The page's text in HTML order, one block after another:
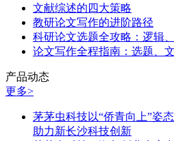
文献综述的四大策略
教研论文写作的进阶路径
科研论文选题全攻略：逻辑
论文写作全程指南：选题、
产品动态
更多>
茅茅虫科技以“侨青向上”姿
助力新长沙科技创新